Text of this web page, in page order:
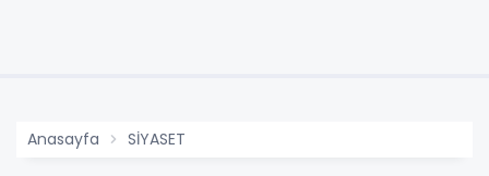
Anasayfa SİYASET